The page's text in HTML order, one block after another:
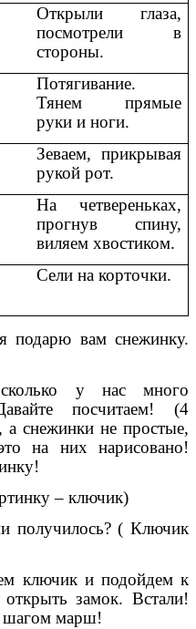
Открыли глаза,
посмотрели в
стороны.
Потягивание.
Тянем прямые
руки и ноги.
Зеваем, прикрывая
рукой рот.
На четвереньках,
прогнув спину,
виляем хвостиком.
Сели на корточки.
вам снежинку.
у нас много
посчитаем! (4
снежинки не простые,
на них нарисовано!
– ключик)
получилось? ( Ключик
ключик и подойдем к
замок. Встали!
шагом марш!